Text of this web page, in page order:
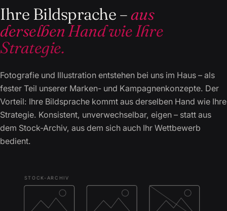
Ihre Bildsprache –aus
derselben Hand wie Ihre
Strategie.
Fotografie und Illustration entstehen bei uns im Haus – als
fester Teil unserer Marken- und Kampagnenkonzepte. Der
Vorteil: Ihre Bildsprache kommt aus derselben Hand wie Ihre
Strategie. Konsistent, unverwechselbar, eigen – statt aus
dem Stock-Archiv, aus dem sich auch Ihr Wettbewerb
bedient.
STOCK-ARCHIV